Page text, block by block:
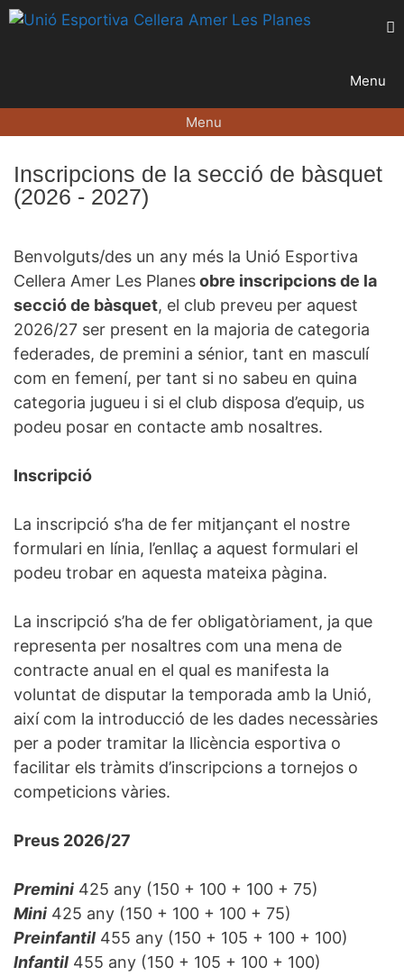
Menu
Menu
Unió Esportiva Cellera Amer Les
Planes
Inscripcions temporada 2026-27
Inscripcions de la secció de bàsquet
(2026 - 2027)
Benvolguts/des un any més la Unió Esportiva
Cellera Amer Les Planesobre inscripcions de la
secció de bàsquet, el club preveu per aquest
2026/27 ser present en la majoria de categoria
federades, de premini a sénior, tant en masculí
com en femení, per tant si no sabeu en quina
categoria jugueu i si el club disposa d’equip, us
podeu posar en contacte amb nosaltres.
Inscripció
La inscripció s’ha de fer mitjançant el nostre
formulari en línia, l’enllaç a aquest formulari el
podeu trobar en aquesta mateixa pàgina.
La inscripció s’ha de fer obligatòriament, ja que
representa per nosaltres com una mena de
contracte anual en el qual es manifesta la
voluntat de disputar la temporada amb la Unió,
així com la introducció de les dades necessàries
per a poder tramitar la llicència esportiva o
facilitar els tràmits d’inscripcions a tornejos o
competicions vàries.
Preus 2026/27
Premini 425 any (150 + 100 + 100 + 75)
Mini 425 any (150 + 100 + 100 + 75)
Preinfantil 455 any (150 + 105 + 100 + 100)
Infantil 455 any (150 + 105 + 100 + 100)